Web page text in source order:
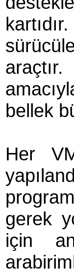
bellek
Her
gerek
için